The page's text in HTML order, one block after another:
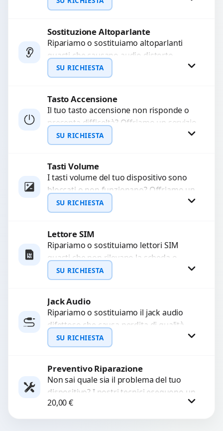
chiamate. Diagnosi accurata e ricambi
Richiedi Preventivo
WhatsApp
Sostituzione Altoparlante
Ripariamo o sostituiamo altoparlanti
guasti che causano audio distorto,
basso o assente. Utilizziamo ricambi di
alta qualità garantiti per 3...
SU RICHIESTA
Richiedi Preventivo
WhatsApp
Tasto Accensione
Il tuo tasto accensione non risponde o
presenta difficoltà? Offriamo un servizio
professionale di riparazione o
sostituzione utilizzando componenti di...
SU RICHIESTA
Richiedi Preventivo
WhatsApp
Tasti Volume
I tasti volume del tuo dispositivo sono
bloccati o non funzionano? Offriamo un
servizio di riparazione o sostituzione
con ricambi...
SU RICHIESTA
Richiedi Preventivo
WhatsApp
Lettore SIM
Ripariamo o sostituiamo lettori SIM
guasti che non rilevano la scheda o
interrompono il segnale. Utilizziamo
ricambi testati e garantiti...
SU RICHIESTA
Richiedi Preventivo
WhatsApp
Jack Audio
Ripariamo o sostituiamo il jack audio
difettoso che causa perdita di qualità
sonora o impossibilità di collegare cuffie
e accessori....
SU RICHIESTA
Richiedi Preventivo
WhatsApp
Preventivo Riparazione
Non sai quale sia il problema del tuo
dispositivo? I nostri tecnici eseguono un
check-up completo con strumenti
avanzati per...
20,00€